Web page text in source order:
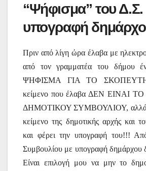
“Ψήφισμα” του Δ.Σ.
υπογραφή
Πριν από λίγη ώρα έλαβα με
από τον γραμματέα του
ΨΗΦΙΣΜΑ ΓΙΑ ΤΟ
κείμενο που έλαβα ΔΕΝ ΕΙΝΑΙ
ΔΗΜΟΤΙΚΟΥ ΣΥΜΒΟΥΛΙΟΥ, αλλά
κείμενο της δημοτικής αρχής και
και φέρει την υπογραφή του!!!
Συμβουλίου με υπογραφή δημάρχου
Είναι επιλογή μου να μην το